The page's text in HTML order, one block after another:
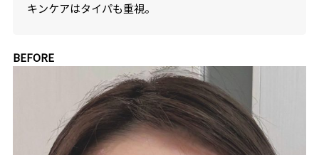
キンケアはタイパも重視。
BEFORE